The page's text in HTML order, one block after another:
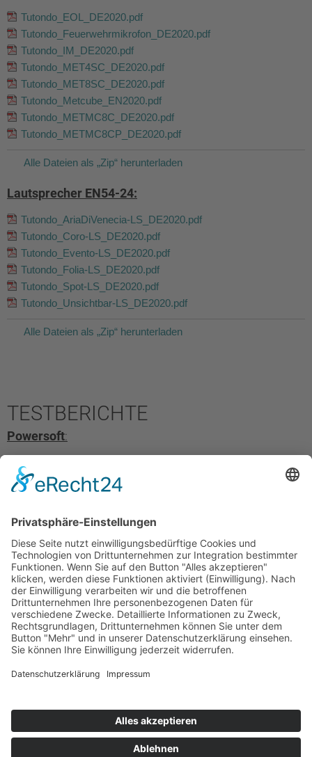
Tutondo_EOL_DE2020.pdf
Tutondo_Feuerwehrmikrofon_DE2020.pdf
Tutondo_IM_DE2020.pdf
Tutondo_MET4SC_DE2020.pdf
Tutondo_MET8SC_DE2020.pdf
Tutondo_Metcube_EN2020.pdf
Tutondo_METMC8C_DE2020.pdf
Tutondo_METMC8CP_DE2020.pdf
Alle Dateien als „Zip“ herunterladen
Lautsprecher EN54-24:
Tutondo_AriaDiVenecia-LS_DE2020.pdf
Tutondo_Coro-LS_DE2020.pdf
Tutondo_Evento-LS_DE2020.pdf
Tutondo_Folia-LS_DE2020.pdf
Tutondo_Spot-LS_DE2020.pdf
Tutondo_Unsichtbar-LS_DE2020.pdf
Alle Dateien als „Zip“ herunterladen
TESTBERICHTE
Powersoft:
Powersoft_Quattrocanali_Testbericht_DE2023.pdf
Powersoft_X_Testbericht_DE2016.pdf
Alle Dateien als „Zip“ herunterladen
Laauser & Vohl GmbH
Ulmer Straße 184
D-70188 Stuttgart
Fax: +49 711 448 18 30